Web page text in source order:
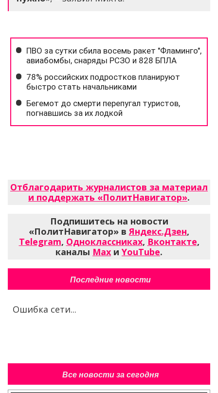
Отблагодарить журналистов за материал
и поддержать «ПолитНавигатор».
Подпишитесь на новости
«ПолитНавигатор» в Яндекс.Дзен,
Telegram, Одноклассниках, Вконтакте,
каналы Max и YouTube.
Последние новости
Ошибка сети...
Все новости за сегодня